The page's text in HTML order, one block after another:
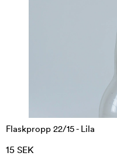
Flaskpropp 22/15 - Lila
15 SEK